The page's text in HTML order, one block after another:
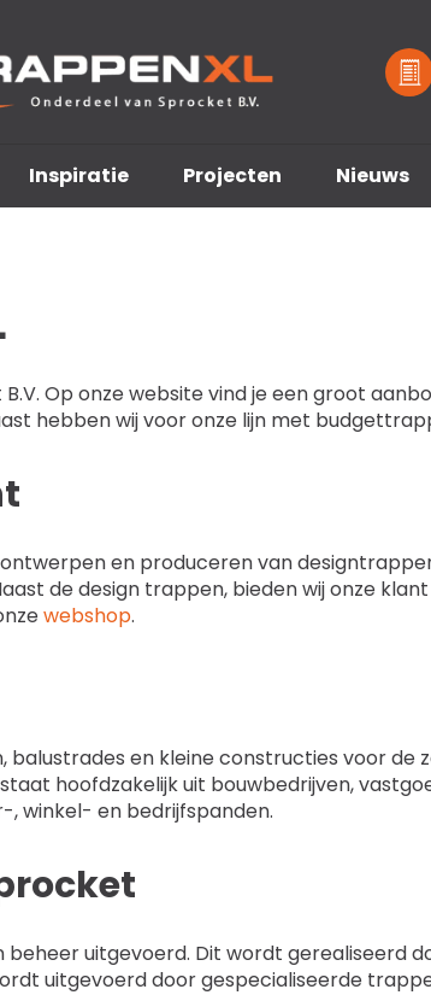
Inspiratie Projecten Nieuws
Op onze website vind je een groot
hebben wij voor onze lijn met
en produceren van
de design trappen, bieden wij onze
webshop.
en kleine constructies voor de
hoofdzakelijk uit bouwbedrijven,
winkel- en bedrijfspanden.
uitgevoerd. Dit wordt gerealiseerd
uitgevoerd door gespecialiseerde